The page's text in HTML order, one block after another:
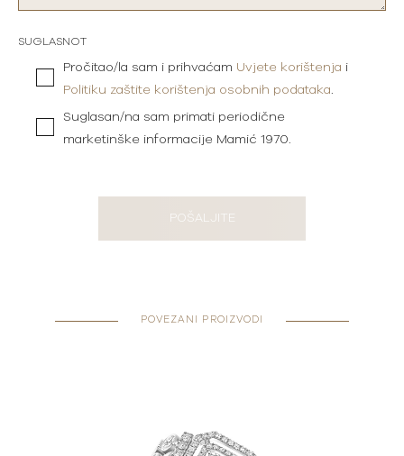
SUGLASNOT
Pročitao/la sam i prihvaćam Uvjete korištenja i
Politiku zaštite korištenja osobnih podataka.
Suglasan/na sam primati periodične
marketinške informacije Mamić 1970.
POŠALJITE
POVEZANI PROIZVODI